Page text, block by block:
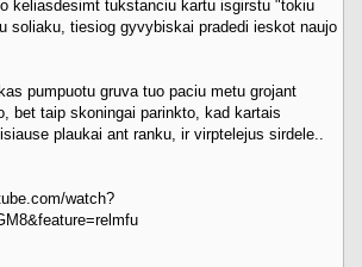
keliasdesimt tukstanciu kartu isgirstu "tokiu
soliaku, tiesiog gyvybiskai pradedi ieskot naujo
pumpuotu gruva tuo paciu metu grojant
bet taip skoningai parinkto, kad kartais
plaukai ant ranku, ir virptelejus sirdele..
watch?